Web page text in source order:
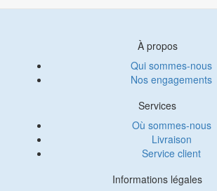
À propos
Qui sommes-nous
Nos engagements
Services
Où sommes-nous
Livraison
Service client
Informations légales